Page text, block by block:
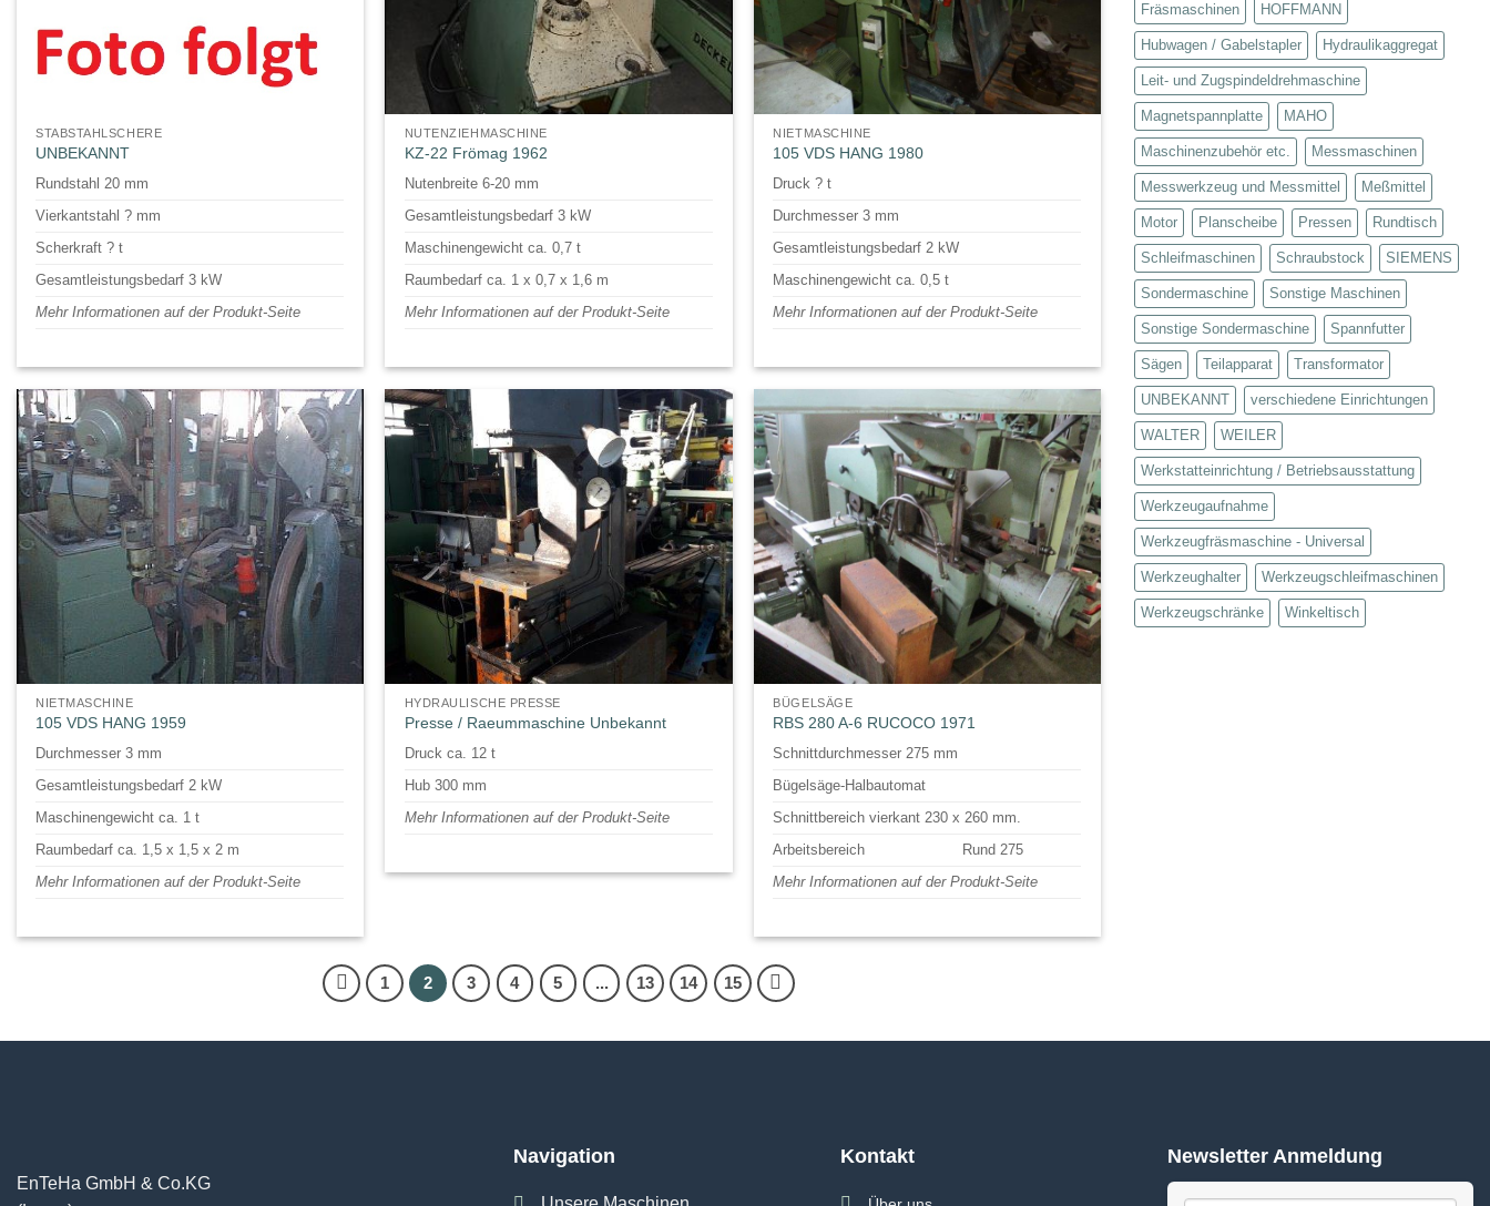
STABSTAHLSCHERE
UNBEKANNT
Rundstahl 20 mm
Vierkantstahl ? mm
Scherkraft ? t
Gesamtleistungsbedarf 3 kW
Mehr Informationen auf der Produkt-Seite
NUTENZIEHMASCHINE
KZ-22 Frömag 1962
Nutenbreite 6-20 mm
Gesamtleistungsbedarf 3 kW
Maschinengewicht ca. 0,7 t
Raumbedarf ca. 1 x 0,7 x 1,6 m
Mehr Informationen auf der Produkt-Seite
NIETMASCHINE
105 VDS HANG 1980
Druck ? t
Durchmesser 3 mm
Gesamtleistungsbedarf 2 kW
Maschinengewicht ca. 0,5 t
Mehr Informationen auf der Produkt-Seite
NIETMASCHINE
105 VDS HANG 1959
Durchmesser 3 mm
Gesamtleistungsbedarf 2 kW
Maschinengewicht ca. 1 t
Raumbedarf ca. 1,5 x 1,5 x 2 m
Mehr Informationen auf der Produkt-Seite
HYDRAULISCHE PRESSE
Presse / Raeummaschine Unbekannt
Druck ca. 12 t
Hub 300 mm
Mehr Informationen auf der Produkt-Seite
BÜGELSÄGE
RBS 280 A-6 RUCOCO 1971
Schnittdurchmesser 275 mm
Bügelsäge-Halbautomat
Schnittbereich vierkant 230 x 260 mm.
Arbeitsbereich
Rund 275
Mehr Informationen auf der Produkt-Seite
1 2 3 4 5 ... 13 14 15
Fräsmaschinen HOFFMANN
Hubwagen / Gabelstapler Hydraulikaggregat
Leit- und Zugspindeldrehmaschine
Magnetspannplatte MAHO
Maschinenzubehör etc. Messmaschinen
Messwerkzeug und Messmittel Meßmittel
Motor Planscheibe Pressen Rundtisch
Schleifmaschinen Schraubstock SIEMENS
Sondermaschine Sonstige Maschinen
Sonstige Sondermaschine Spannfutter
Sägen Teilapparat Transformator
UNBEKANNT verschiedene Einrichtungen
WALTER WEILER
Werkstatteinrichtung / Betriebsausstattung
Werkzeugaufnahme
Werkzeugfräsmaschine - Universal
Werkzeughalter Werkzeugschleifmaschinen
Werkzeugschränke Winkeltisch
EnTeHa GmbH & Co.KG
Navigation Kontakt Newsletter Anmeldung